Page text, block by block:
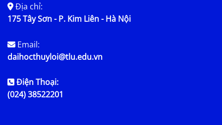
Địa chỉ:
175 Tây Sơn - P. Kim Liên - Hà Nội
Email:
daihocthuyloi@tlu.edu.vn
Điện Thoại:
(024) 38522201